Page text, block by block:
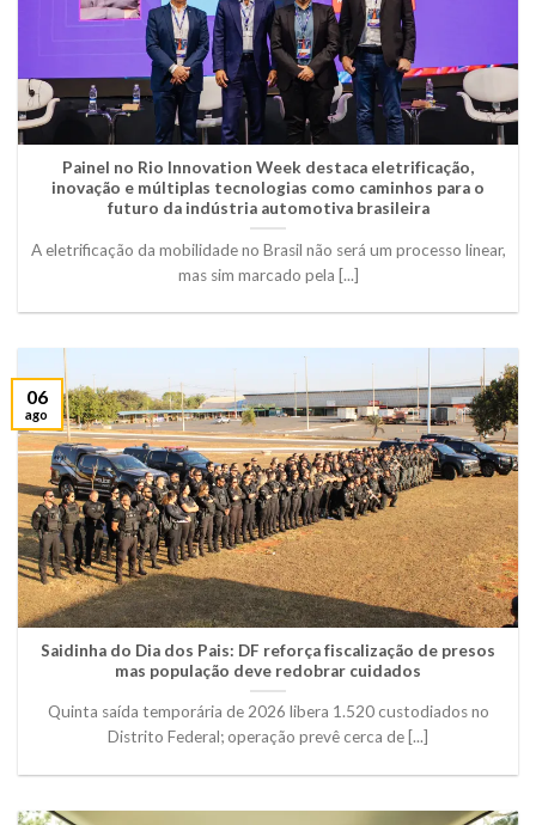
Painel no Rio Innovation Week destaca eletrificação,
inovação e múltiplas tecnologias como caminhos para o
futuro da indústria automotiva brasileira
A eletrificação da mobilidade no Brasil não será um processo linear,
mas sim marcado pela [...]
Saidinha do Dia dos Pais: DF reforça fiscalização de presos
mas população deve redobrar cuidados
Quinta saída temporária de 2026 libera 1.520 custodiados no
Distrito Federal; operação prevê cerca de [...]
06
ago